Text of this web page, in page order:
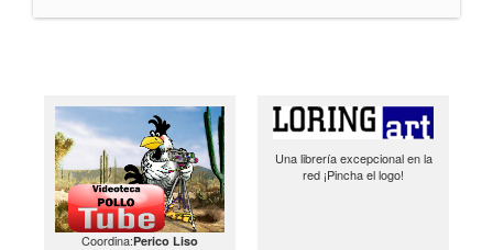
Coordina:Perico Liso
Una librería excepcional en la
red ¡Pincha el logo!